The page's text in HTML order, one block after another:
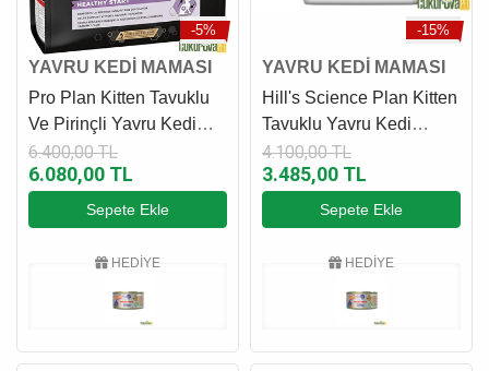
-5%
YAVRU KEDİ MAMASI
Pro Plan Kitten Tavuklu
Ve Pirinçli Yavru Kedi
Maması 10 Kg
6.400,00 TL
6.080,00 TL
Sepete Ekle
HEDİYE
-15%
YAVRU KEDİ MAMASI
Hill's Science Plan Kitten
Tavuklu Yavru Kedi
Maması 7 Kg
4.100,00 TL
3.485,00 TL
Sepete Ekle
HEDİYE